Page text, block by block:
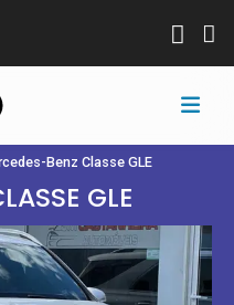
Benz Classe GLE
GLE